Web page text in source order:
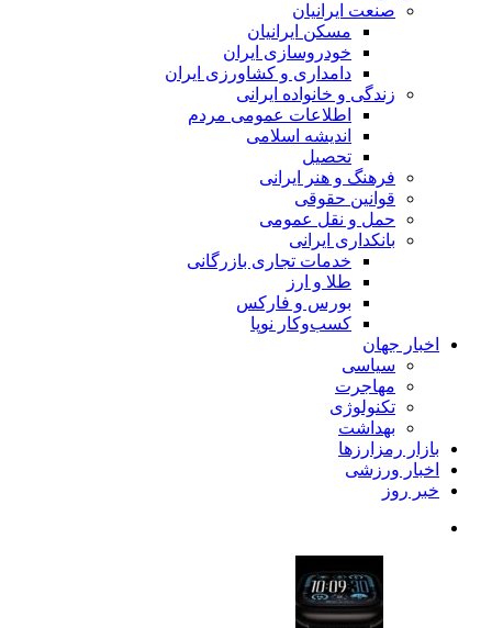
صنعت ایرانیان
مسکن ایرانیان
خودروسازی ایران
دامداری و کشاورزی ایران
زندگی و خانواده ایرانی
اطلاعات عمومی مردم
اندیشه اسلامی
تحصیل
فرهنگ و هنر ایرانی
قوانین حقوقی
حمل و نقل عمومی
بانکداری ایرانی
خدمات تجاری بازرگانی
طلا و ارز
بورس و فارکس
کسب‌وکار نوپا
اخبار جهان
سیاسی
مهاجرت
تکنولوژی
بهداشت
بازار رمزارزها
اخبار ورزشی
خبر روز